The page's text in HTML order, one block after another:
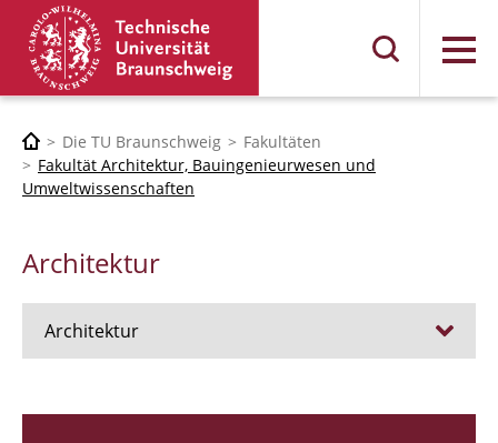
Menü
Die TU Braunschweig
Fakultäten
Fakultät Architektur, Bauingenieurwesen und
Umweltwissenschaften
Architektur
Architektur